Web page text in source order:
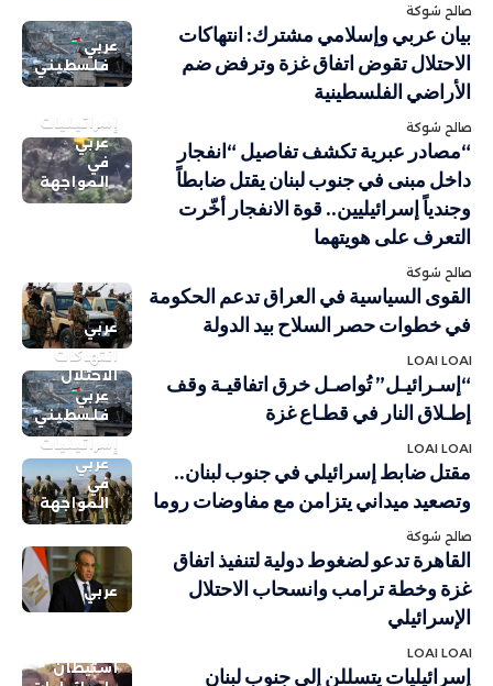
صالح شوكة
عربي
فلسطيني
بيان عربي وإسلامي مشترك: انتهاكات
الاحتلال تقوض اتفاق غزة وترفض ضم
الأراضي الفلسطينية
صالح شوكة
إسرائيليات
عربي
في
المواجهة
“مصادر عبرية تكشف تفاصيل “انفجار
داخل مبنى في جنوب لبنان يقتل ضابطاً
وجندياً إسرائيليين.. قوة الانفجار أخّرت
التعرف على هويتهما
صالح شوكة
عربي
القوى السياسية في العراق تدعم الحكومة
في خطوات حصر السلاح بيد الدولة
LOAI LOAI
انتهاكات
الاحتلال
عربي
فلسطيني
“إسـرائيـل” تُواصـل خرق اتفاقيـة وقف
إطـلاق النار في قطـاع غزة
LOAI LOAI
إسرائيليات
عربي
في
المواجهة
مقتل ضابط إسرائيلي في جنوب لبنان..
وتصعيد ميداني يتزامن مع مفاوضات روما
صالح شوكة
عربي
القاهرة تدعو لضغوط دولية لتنفيذ اتفاق
غزة وخطة ترامب وانسحاب الاحتلال
الإسرائيلي
LOAI LOAI
استيطان
إسرائيليات يتسللن إلى جنوب لبنان